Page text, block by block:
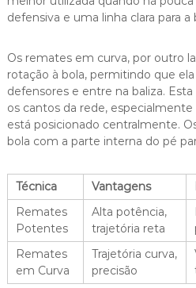
defensiva e uma linha clara para a
Os remates em curva, por outro
rotação à bola, permitindo que
defensores e entre na baliza.
os cantos da rede,
está posicionado centralmente.
bola com a parte interna do pé
Técnica Vantagens
Remates
Potentes
Alta potência,
trajetória reta
Remates
em Curva
Trajetória curva,
precisão